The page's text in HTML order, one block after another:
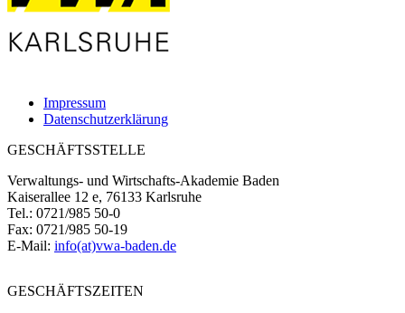
Impressum
Datenschutzerklärung
GESCHÄFTSSTELLE
Verwaltungs- und Wirtschafts-Akademie Baden
Kaiserallee 12 e, 76133 Karlsruhe
Tel.: 0721/985 50-0
Fax: 0721/985 50-19
E-Mail: info(at)vwa-baden.de
GESCHÄFTSZEITEN